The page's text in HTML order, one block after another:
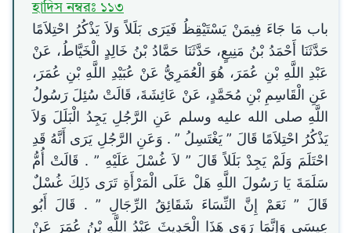
হাদিস নম্বরঃ ১১৩
باب مَا جَاءَ فِيمَنْ يَسْتَيْقِظُ فَيَرَى بَلَلاً وَلاَ يَذْكُرُ احْتِلاَمًا
حَدَّثَنَا أَحْمَدُ بْنُ مَنِيعٍ، حَدَّثَنَا حَمَّادُ بْنُ خَالِدٍ الْخَيَّاطُ، عَنْ
عَبْدِ اللَّهِ بْنِ عُمَرَ، هُوَ الْعُمَرِيُّ عَنْ عُبَيْدِ اللَّهِ بْنِ عُمَرَ،
عَنِ الْقَاسِمِ بْنِ مُحَمَّدٍ، عَنْ عَائِشَةَ، قَالَتْ سُئِلَ رَسُولُ
اللَّهِ صلى الله عليه وسلم عَنِ الرَّجُلِ يَجِدُ الْبَلَلَ وَلاَ
يَذْكُرُ احْتِلاَمًا قَالَ ‏”‏ يَغْتَسِلُ ‏”‏ ‏.‏ وَعَنِ الرَّجُلِ يَرَى أَنَّهُ قَدِ
احْتَلَمَ وَلَمْ يَجِدْ بَلَلاً قَالَ ‏”‏ لاَ غُسْلَ عَلَيْهِ ‏”‏ ‏.‏ قَالَتْ أُمُّ
سَلَمَةَ يَا رَسُولَ اللَّهِ هَلْ عَلَى الْمَرْأَةِ تَرَى ذَلِكَ غُسْلٌ
قَالَ ‏”‏ نَعَمْ إِنَّ النِّسَاءَ شَقَائِقُ الرِّجَالِ ‏”‏ ‏.‏ قَالَ أَبُو
عِيسَى وَإِنَّمَا رَوَى هَذَا الْحَدِيثَ عَبْدُ اللَّهِ بْنُ عُمَرَ عَنْ